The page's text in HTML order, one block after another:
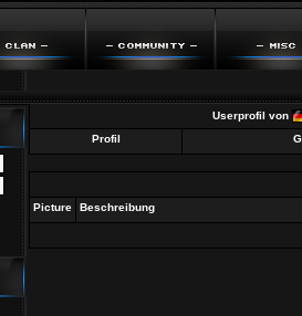
Userprofil von
Profil
Picture Beschreibung